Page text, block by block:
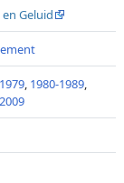
en Geluid
, 1980-1989,